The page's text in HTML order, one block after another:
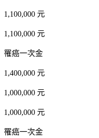
1,100,000 元
1,100,000 元
罹癌一次金
1,400,000 元
1,000,000 元
1,000,000 元
罹癌一次金